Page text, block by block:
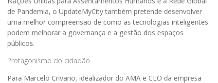
de Pandemia, o UpdateMyCity também pretende desenvolver
uma melhor compreensão de como as tecnologias inteligentes
podem melhorar a governança e a gestão dos espaços
públicos.
Protagonismo do cidadão
Para Marcelo Crivano, idealizador do AMA e CEO da empresa